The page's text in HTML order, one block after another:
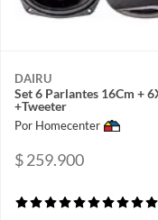
DAIRU
Set 6 Parlantes 16Cm +
+Tweeter
Por Homecenter
$ 259.900